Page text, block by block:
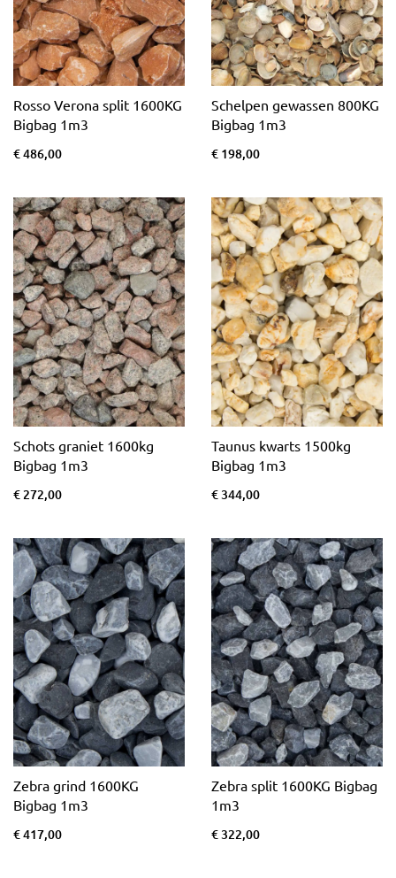
Rosso Verona split 1600KG
Bigbag 1m3
€ 486,00
Schelpen gewassen 800KG
Bigbag 1m3
€ 198,00
Schots graniet 1600kg
Bigbag 1m3
€ 272,00
Taunus kwarts 1500kg
Bigbag 1m3
€ 344,00
Zebra grind 1600KG
Bigbag 1m3
€ 417,00
Zebra split 1600KG Bigbag
1m3
€ 322,00